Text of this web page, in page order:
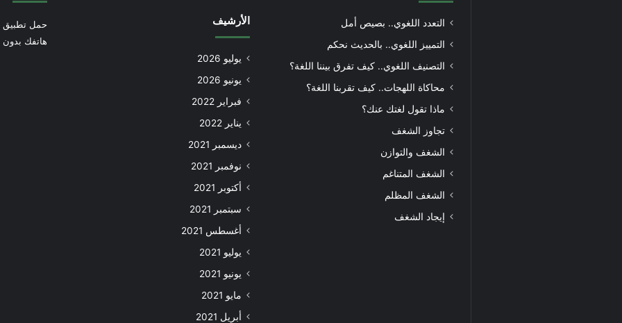
التعدد اللغوي.. بصيص أمل
التمييز اللغوي.. بالحديث نحكم
التصنيف اللغوي.. كيف تفرق بيننا اللغة؟
محاكاة اللهجات.. كيف تقربنا اللغة؟
ماذا تقول لغتك عنك؟
تجاوز الشغف
الشغف والتوازن
الشغف المتناغم
الشغف المظلم
إيجاد الشغف
الأرشيف
يوليو 2026
يونيو 2026
فبراير 2022
يناير 2022
ديسمبر 2021
نوفمبر 2021
أكتوبر 2021
سبتمبر 2021
أغسطس 2021
يوليو 2021
يونيو 2021
مايو 2021
أبريل 2021
حمل تطبيق
هاتفك بدون